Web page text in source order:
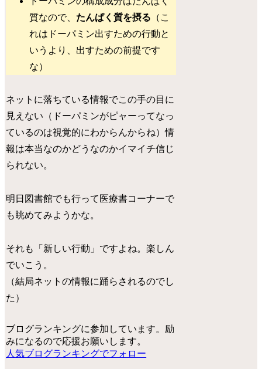
質なので、 たんぱく質を摂る （こ
れはドーパミン出すための行動と
いうより、出すための前提です
な）
ネットに落ちている情報でこの手の目に
見えない（ドーパミンがピャーってなっ
ているのは視覚的にわからんからね）情
報は本当なのかどうなのかイマイチ信じ
られない。
明日図書館でも行って医療書コーナーで
も眺めてみようかな。
それも「新しい行動」ですよね。楽しん
でいこう。
（結局ネットの情報に踊らされるのでし
た）
ブログランキングに参加しています。励
みになるので応援お願いします。
人気ブログランキングでフォロー